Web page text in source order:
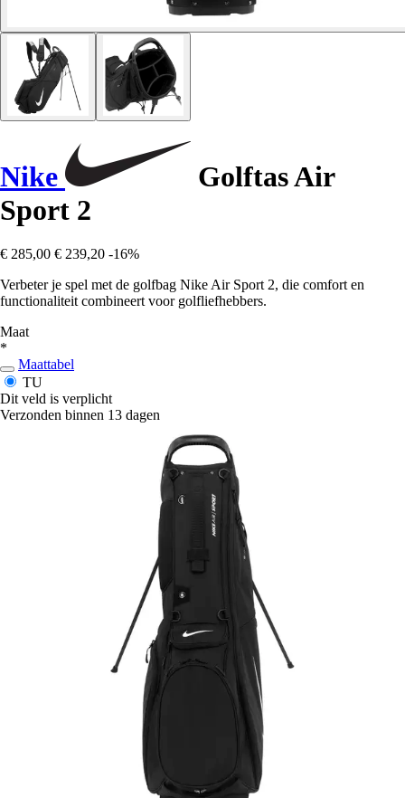
Nike
Golftas Air
Sport 2
€ 285,00 € 239,20 -16%
Verbeter je spel met de golfbag Nike Air Sport 2, die comfort en
functionaliteit combineert voor golfliefhebbers.
Maat
*
Maattabel
TU
Dit veld is verplicht
Verzonden binnen 13 dagen